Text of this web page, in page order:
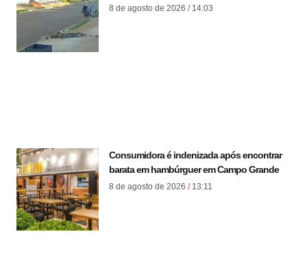
8 de agosto de 2026 14:03
Consumidora é indenizada após encontrar
barata em hambúrguer em Campo Grande
8 de agosto de 2026 13:11